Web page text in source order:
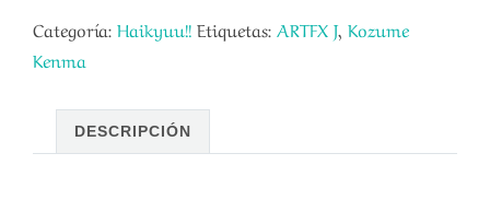
Categoría: Haikyuu!! Etiquetas: ARTFX J, Kozume
Kenma
DESCRIPCIÓN